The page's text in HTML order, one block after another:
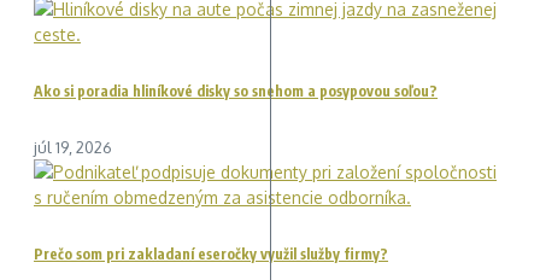
Ako si poradia hliníkové disky so snehom a posypovou soľou?
júl 19, 2026
Prečo som pri zakladaní eseročky využil služby firmy?